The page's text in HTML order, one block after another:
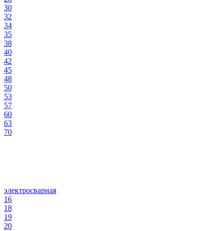
30
32
34
35
38
40
42
45
48
50
53
57
60
63
70
электросварная
16
18
19
20